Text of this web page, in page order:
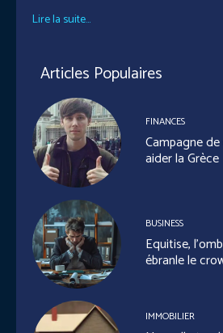
Lire la suite...
Articles Populaires
FINANCES
Campagne
aider la Grèce
BUSINESS
Equitise,
ébranle le
IMMOBILIER